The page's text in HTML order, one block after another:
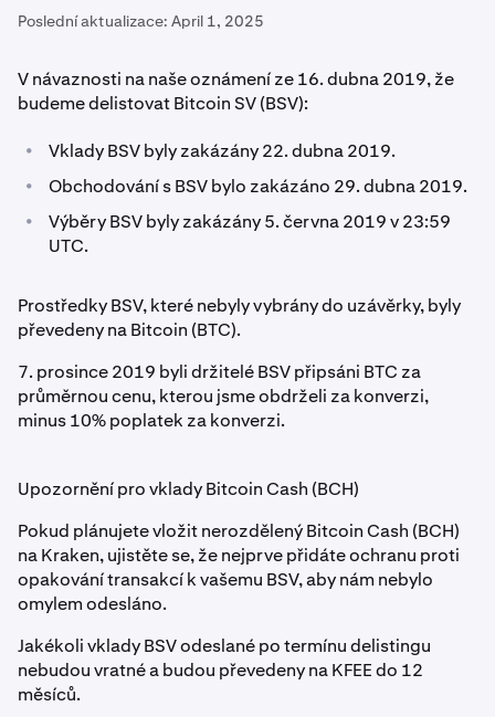
Poslední aktualizace: April 1, 2025
V návaznosti na naše oznámení ze 16. dubna 2019, že
budeme delistovat Bitcoin SV (BSV):
• Vklady BSV byly zakázány 22. dubna 2019.
• Obchodování s BSV bylo zakázáno 29. dubna 2019.
•
Výběry BSV byly zakázány 5. června 2019 v 23:59
UTC.
Prostředky BSV, které nebyly vybrány do uzávěrky, byly
převedeny na Bitcoin (BTC).
7. prosince 2019 byli držitelé BSV připsáni BTC za
průměrnou cenu, kterou jsme obdrželi za konverzi,
minus 10% poplatek za konverzi.
Upozornění pro vklady Bitcoin Cash (BCH)
Pokud plánujete vložit nerozdělený Bitcoin Cash (BCH)
na Kraken, ujistěte se, že nejprve přidáte ochranu proti
opakování transakcí k vašemu BSV, aby nám nebylo
omylem odesláno.
Jakékoli vklady BSV odeslané po termínu delistingu
nebudou vratné a budou převedeny na KFEE do 12
měsíců.